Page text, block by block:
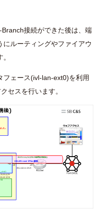
接続ができた後は、端
ルーティングやファイアウ
フェース(ivl-lan-ext0)を利用
セスを行います。